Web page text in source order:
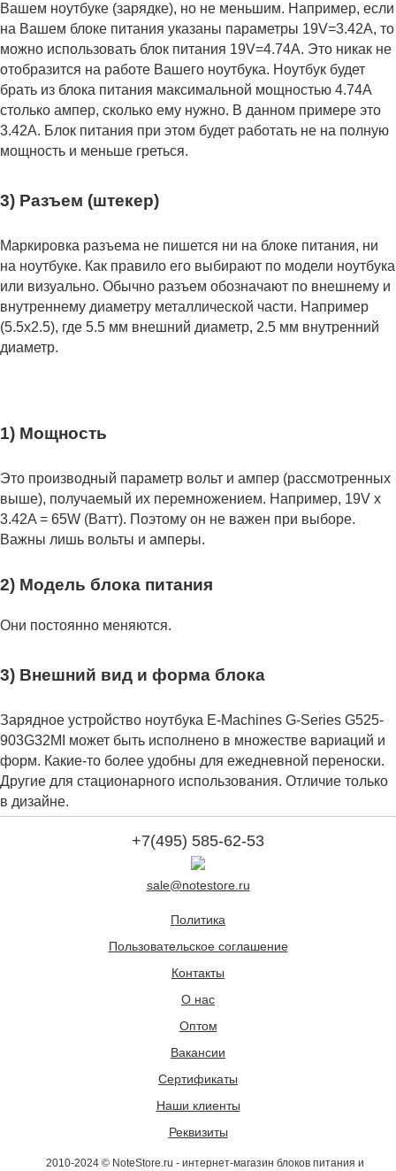
Вашем ноутбуке (зарядке), но не меньшим. Например, если
на Вашем блоке питания указаны параметры 19V=3.42A, то
можно использовать блок питания 19V=4.74A. Это никак не
отобразится на работе Вашего ноутбука. Ноутбук будет
брать из блока питания максимальной мощностью 4.74А
столько ампер, сколько ему нужно. В данном примере это
3.42А. Блок питания при этом будет работать не на полную
мощность и меньше греться.
3) Разъем (штекер)
Маркировка разъема не пишется ни на блоке питания, ни
на ноутбуке. Как правило его выбирают по модели ноутбука
или визуально. Обычно разъем обозначают по внешнему и
внутреннему диаметру металлической части. Например
(5.5x2.5), где 5.5 мм внешний диаметр, 2.5 мм внутренний
диаметр.
1) Мощность
Это производный параметр вольт и ампер (рассмотренных
выше), получаемый их перемножением. Например, 19V x
3.42A = 65W (Ватт). Поэтому он не важен при выборе.
Важны лишь вольты и амперы.
2) Модель блока питания
Они постоянно меняются.
3) Внешний вид и форма блока
Зарядное устройство ноутбука E-Machines G-Series G525-
903G32MI может быть исполнено в множестве вариаций и
форм. Какие-то более удобны для ежедневной переноски.
Другие для стационарного использования. Отличие только
в дизайне.
+7(495) 585-62-53
sale@notestore.ru
Политика
Пользовательское соглашение
Контакты
О нас
Оптом
Вакансии
Сертификаты
Наши клиенты
Реквизиты
2010-2024 © NoteStore.ru - интернет-магазин блоков питания и